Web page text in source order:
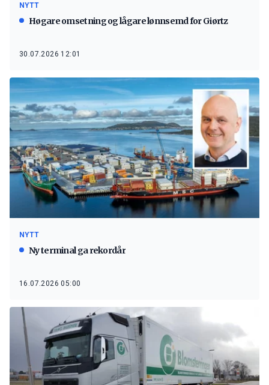
NYTT
Høgare omsetning og lågare lønnsemd for Giørtz
30.07.2026 12:01
NYTT
Ny terminal ga rekordår
16.07.2026 05:00